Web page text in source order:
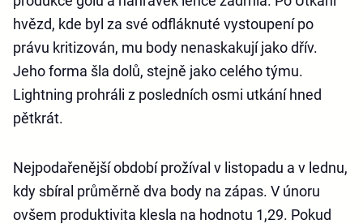
hvězd, kde byl za své odfláknuté vystoupení po
právu kritizován, mu body nenaskakují jako dřív.
Jeho forma šla dolů, stejně jako celého týmu.
Lightning prohráli z posledních osmi utkání hned
pětkrát.
Nejpodařenější období prožíval v listopadu a v lednu,
kdy sbíral průměrně dva body na zápas. V únoru
ovšem produktivita klesla na hodnotu 1,29. Pokud